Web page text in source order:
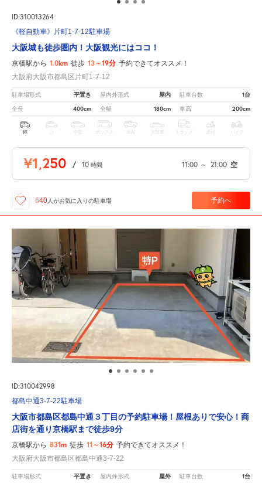
ID:310013264
《軽自動車》片町1-7-12駐車場
大阪城も徒歩圏内！大阪観光にはココ！
京橋駅から 1.0km 徒歩 13～19分 予約できてオススメ！
大阪府大阪市都島区片町1-7-12
駐車場形式 平置き 屋内外形式 屋内 駐車台数 1台
全長 400cm 全幅 180cm 車高 200cm
軽 中型 ボックス SUV 大型車 トラック 原付 バイク
¥1,250 / 10 時間 11:00 ～ 21:00 空
640人がお気に入りの駐車場 予約へ
ID:310042998
都島中通3-7-22駐車場
大阪市都島区都島中通３丁目の予約駐車場！屋根ありで安心！商
店街を通り京橋駅まで徒歩9分
京橋駅から 831m 徒歩 11～16分 予約できてオススメ！
大阪府大阪市都島区都島中通3-7-22
駐車場形式 平置き 屋内外形式 屋外 駐車台数 1台